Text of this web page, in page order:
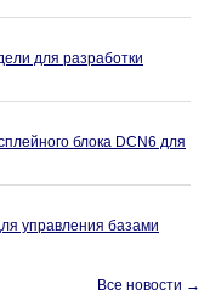
для разработки
блока DCN6 для
управления базами
Все новости →